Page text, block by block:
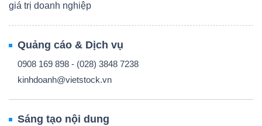
giá trị doanh nghiệp
Quảng cáo & Dịch vụ
0908 169 898 - (028) 3848 7238
kinhdoanh@vietstock.vn
Sáng tạo nội dung